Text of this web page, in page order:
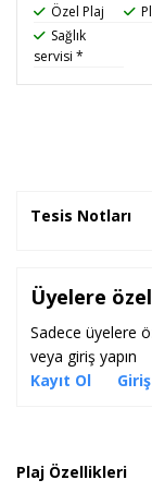
Özel Plaj
Sağlık
servisi *
Tesis Notları
Üyelere
Sadece üyelere
veya giriş yapın
Kayıt Ol
Plaj Özellikleri